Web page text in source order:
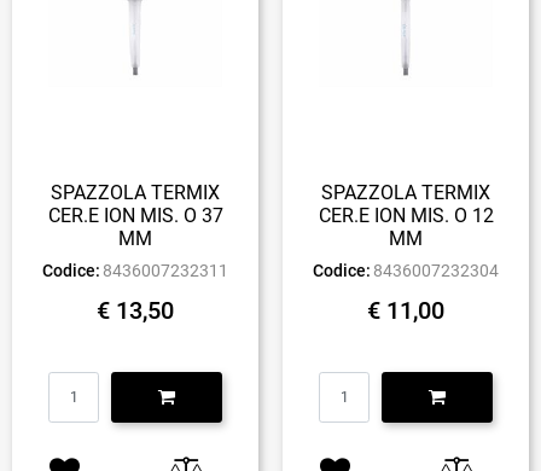
SPAZZOLA TERMIX
CER.E ION MIS. O 37
MM
Codice: 8436007232311
€ 13,50
Quantità
SPAZZOLA TERMIX
CER.E ION MIS. O 12
MM
Codice: 8436007232304
€ 11,00
Quantità